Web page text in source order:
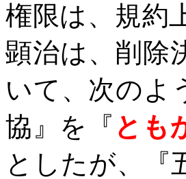
権限は、規約
顕治は、削除
いて、次のよ
協』を『 とも
としたが、『